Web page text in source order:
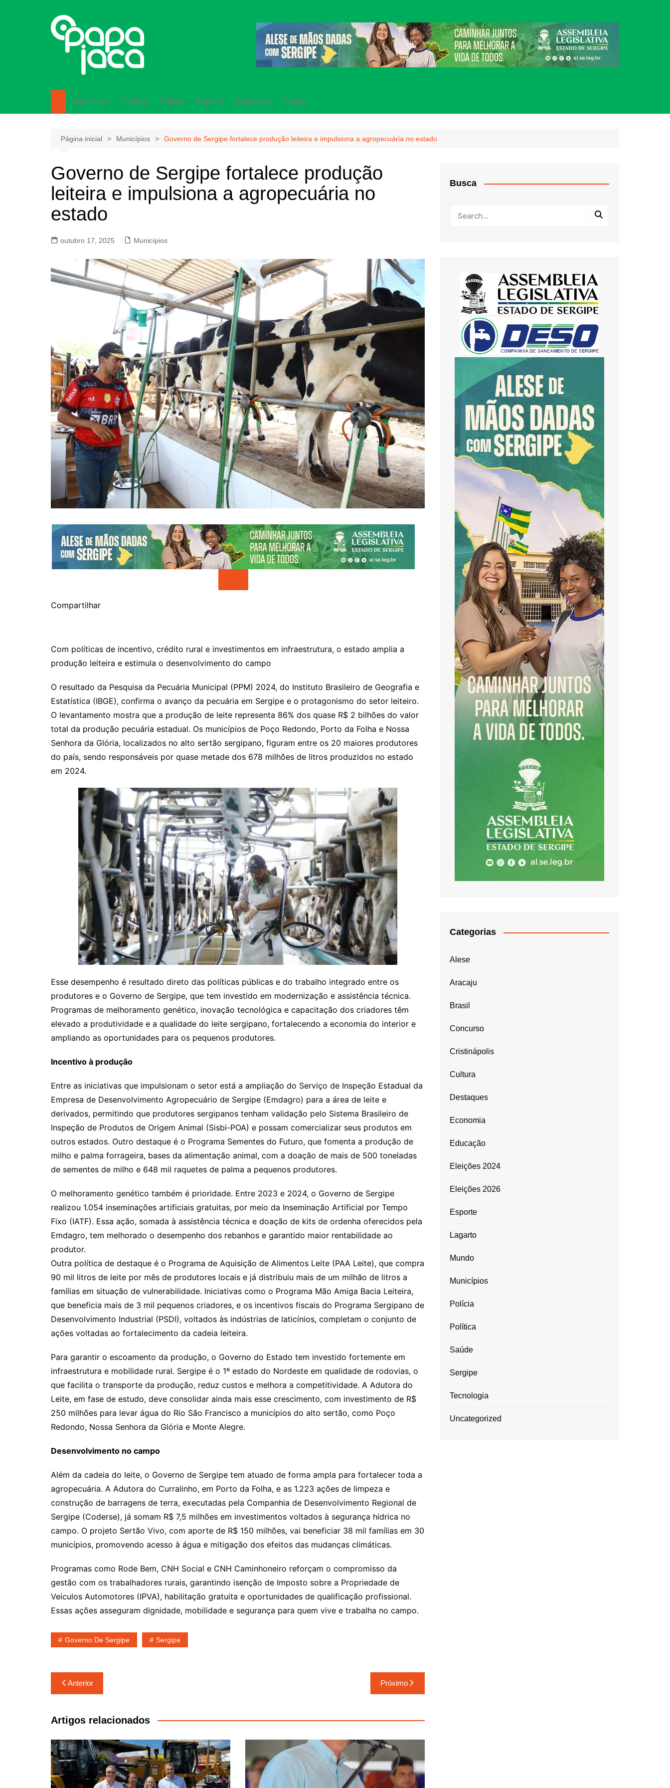
Municípios Política Polícia Esporte Educação Saúde
Página inicial Municípios Governo de Sergipe fortalece produção leiteira e impulsiona a agropecuária no estado
Governo de Sergipe fortalece produção
leiteira e impulsiona a agropecuária no
estado
outubro 17, 2025 Municípios
Compartilhar
Com políticas de incentivo, crédito rural e investimentos em infraestrutura, o estado amplia a
produção leiteira e estimula o desenvolvimento do campo
O resultado da Pesquisa da Pecuária Municipal (PPM) 2024, do Instituto Brasileiro de Geografia e
Estatística (IBGE), confirma o avanço da pecuária em Sergipe e o protagonismo do setor leiteiro.
O levantamento mostra que a produção de leite representa 86% dos quase R$ 2 bilhões do valor
total da produção pecuária estadual. Os municípios de Poço Redondo, Porto da Folha e Nossa
Senhora da Glória, localizados no alto sertão sergipano, figuram entre os 20 maiores produtores
do país, sendo responsáveis por quase metade dos 678 milhões de litros produzidos no estado
em 2024.
Esse desempenho é resultado direto das políticas públicas e do trabalho integrado entre os
produtores e o Governo de Sergipe, que tem investido em modernização e assistência técnica.
Programas de melhoramento genético, inovação tecnológica e capacitação dos criadores têm
elevado a produtividade e a qualidade do leite sergipano, fortalecendo a economia do interior e
ampliando as oportunidades para os pequenos produtores.
Incentivo à produção
Entre as iniciativas que impulsionam o setor está a ampliação do Serviço de Inspeção Estadual da
Empresa de Desenvolvimento Agropecuário de Sergipe (Emdagro) para a área de leite e
derivados, permitindo que produtores sergipanos tenham validação pelo Sistema Brasileiro de
Inspeção de Produtos de Origem Animal (Sisbi-POA) e possam comercializar seus produtos em
outros estados. Outro destaque é o Programa Sementes do Futuro, que fomenta a produção de
milho e palma forrageira, bases da alimentação animal, com a doação de mais de 500 toneladas
de sementes de milho e 648 mil raquetes de palma a pequenos produtores.
O melhoramento genético também é prioridade. Entre 2023 e 2024, o Governo de Sergipe
realizou 1.054 inseminações artificiais gratuitas, por meio da Inseminação Artificial por Tempo
Fixo (IATF). Essa ação, somada à assistência técnica e doação de kits de ordenha oferecidos pela
Emdagro, tem melhorado o desempenho dos rebanhos e garantido maior rentabilidade ao
produtor.
Outra política de destaque é o Programa de Aquisição de Alimentos Leite (PAA Leite), que compra
90 mil litros de leite por mês de produtores locais e já distribuiu mais de um milhão de litros a
famílias em situação de vulnerabilidade. Iniciativas como o Programa Mão Amiga Bacia Leiteira,
que beneficia mais de 3 mil pequenos criadores, e os incentivos fiscais do Programa Sergipano de
Desenvolvimento Industrial (PSDI), voltados às indústrias de laticínios, completam o conjunto de
ações voltadas ao fortalecimento da cadeia leiteira.
Para garantir o escoamento da produção, o Governo do Estado tem investido fortemente em
infraestrutura e mobilidade rural. Sergipe é o 1º estado do Nordeste em qualidade de rodovias, o
que facilita o transporte da produção, reduz custos e melhora a competitividade. A Adutora do
Leite, em fase de estudo, deve consolidar ainda mais esse crescimento, com investimento de R$
250 milhões para levar água do Rio São Francisco a municípios do alto sertão, como Poço
Redondo, Nossa Senhora da Glória e Monte Alegre.
Desenvolvimento no campo
Além da cadeia do leite, o Governo de Sergipe tem atuado de forma ampla para fortalecer toda a
agropecuária. A Adutora do Curralinho, em Porto da Folha, e as 1.223 ações de limpeza e
construção de barragens de terra, executadas pela Companhia de Desenvolvimento Regional de
Sergipe (Coderse), já somam R$ 7,5 milhões em investimentos voltados à segurança hídrica no
campo. O projeto Sertão Vivo, com aporte de R$ 150 milhões, vai beneficiar 38 mil famílias em 30
municípios, promovendo acesso à água e mitigação dos efeitos das mudanças climáticas.
Programas como Rode Bem, CNH Social e CNH Caminhoneiro reforçam o compromisso da
gestão com os trabalhadores rurais, garantindo isenção de Imposto sobre a Propriedade de
Veículos Automotores (IPVA), habilitação gratuita e oportunidades de qualificação profissional.
Essas ações asseguram dignidade, mobilidade e segurança para quem vive e trabalha no campo.
Governo De Sergipe Sergipe
Navegação
de
Post
Anterior Próximo
Artigos relacionados
Busca
Categorias
Alese
Aracaju
Brasil
Concurso
Cristinápolis
Cultura
Destaques
Economia
Educação
Eleições 2024
Eleições 2026
Esporte
Lagarto
Mundo
Municípios
Polícia
Política
Saúde
Sergipe
Tecnologia
Uncategorized